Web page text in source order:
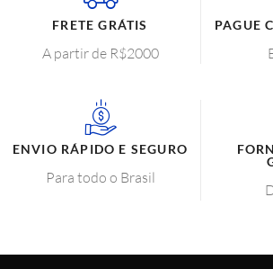
FRETE GRÁTIS
A partir de R$2000
PAGUE
ENVIO RÁPIDO E SEGURO
Para todo o Brasil